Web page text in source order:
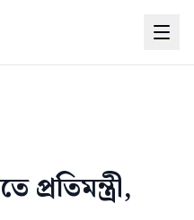
প্রতিমন্ত্রী,